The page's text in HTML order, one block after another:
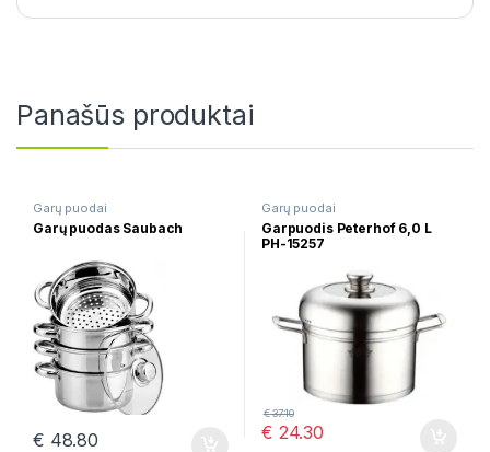
Panašūs produktai
Garų puodai
Garų puodas Saubach
€ 48.80
Garų puodai
Garpuodis Peterhof 6,0 L
PH-15257
€ 24.30
€37.10